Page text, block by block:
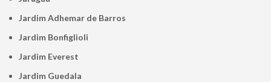
Jardim Adhemar de Barros
Jardim Bonfiglioli
Jardim Everest
Jardim Guedala